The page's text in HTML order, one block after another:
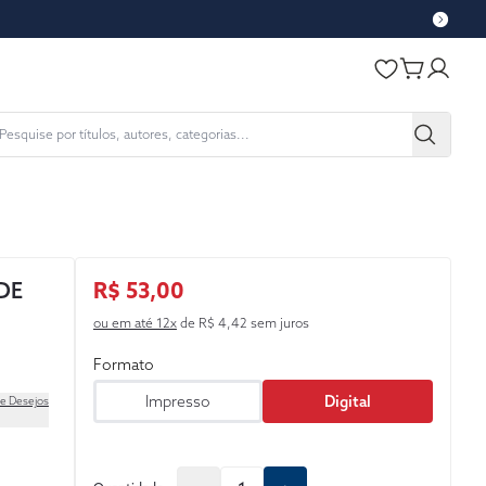
Desejos
R$ 53,00
ou em até 12xde R$ 4,42 sem juros
Formato
Impresso
Digital